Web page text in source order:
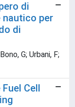
di
per
di
G; Urbani, F;
Cell